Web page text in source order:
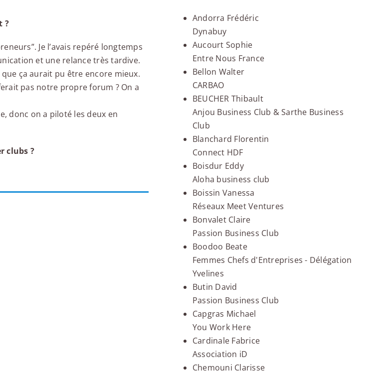
?
Je l’avais repéré longtemps
et une relance très tardive.
ça aurait pu être encore mieux.
pas notre propre forum ? On a
donc on a piloté les deux en
clubs ?
Andorra Frédéric
Dynabuy
Aucourt Sophie
Entre Nous France
Bellon Walter
CARBAO
BEUCHER Thibault
Anjou Business Club & Sarthe Business
Club
Blanchard Florentin
Connect HDF
Boisdur Eddy
Aloha business club
Boissin Vanessa
Réseaux Meet Ventures
Bonvalet Claire
Passion Business Club
Boodoo Beate
Femmes Chefs d'Entreprises - Délégation
Yvelines
Butin David
Passion Business Club
Capgras Michael
You Work Here
Cardinale Fabrice
Association iD
Chemouni Clarisse